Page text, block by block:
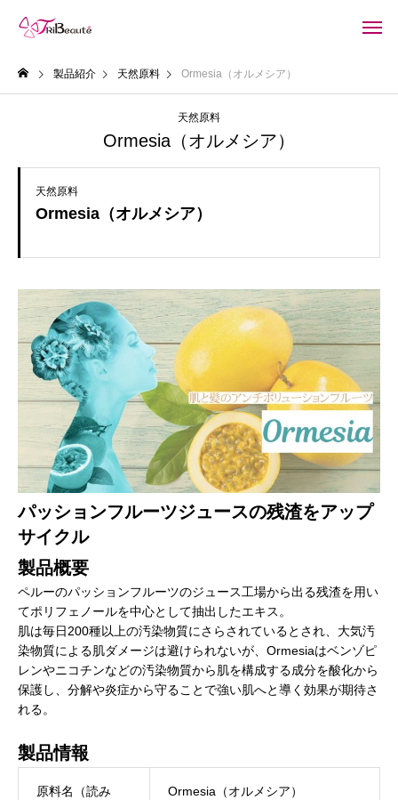
製品紹介 天然原料 Ormesia（オルメシア）
天然原料
Ormesia（オルメシア）
天然原料
Ormesia（オルメシア）
パッションフルーツジュースの残渣をアップ
サイクル
製品概要
ペルーのパッションフルーツのジュース工場から出る残渣を用い
てポリフェノールを中心として抽出したエキス。
肌は毎日200種以上の汚染物質にさらされているとされ、大気汚
染物質による肌ダメージは避けられないが、Ormesiaはベンゾピ
レンやニコチンなどの汚染物質から肌を構成する成分を酸化から
保護し、分解や炎症から守ることで強い肌へと導く効果が期待さ
れる。
製品情報
原料名（読み
Ormesia（オルメシア）